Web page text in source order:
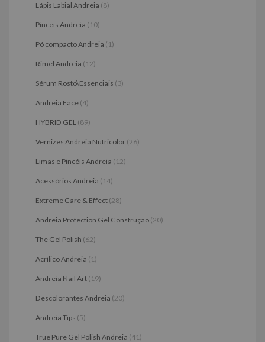
Lápis Labial Andreia (8)
Pinceis Andreia (10)
Pó compacto Andreia (1)
Rimel Andreia (12)
Sérum Rosto\Essenciais (3)
Andreia Face (4)
HYBRID GEL (89)
Vernizes Andreia Nutricolor (26)
Limas e Pincéis Andreia (12)
Acessórios Andreia (14)
Extreme Care & Effect (28)
Andreia Profection Gel Construção (20)
The Gel Polish (62)
Acrílico Andreia (1)
Andreia Nail Art (19)
Descolorantes Andreia (20)
Andreia Tips (5)
True Pure Gel Polish Andreia (41)